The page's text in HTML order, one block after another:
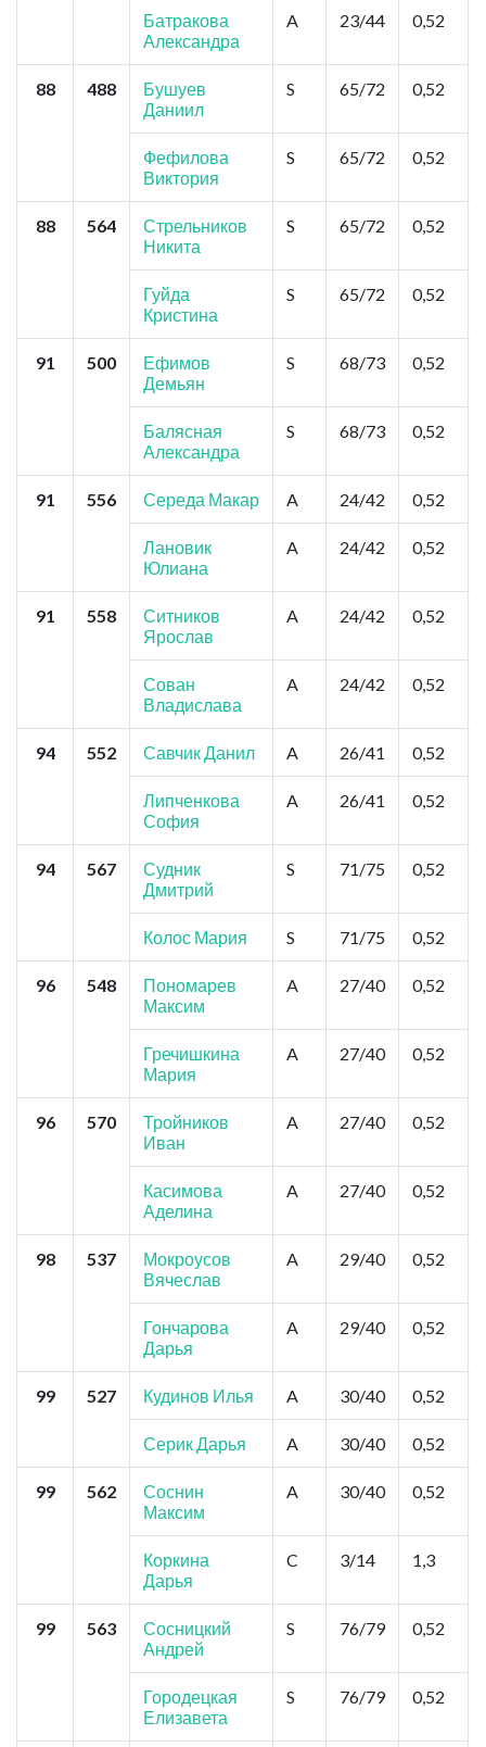
Батракова
Александра
A 23/44 0,52
88 488
Бушуев
Даниил
S 65/72 0,52
Фефилова
Виктория
S 65/72 0,52
88 564
Стрельников
Никита
S 65/72 0,52
Гуйда
Кристина
S 65/72 0,52
91 500
Ефимов
Демьян
S 68/73 0,52
Балясная
Александра
S 68/73 0,52
91 556 Середа Макар A 24/42 0,52
Лановик
Юлиана
A 24/42 0,52
91 558
Ситников
Ярослав
A 24/42 0,52
Сован
Владислава
A 24/42 0,52
94 552 Савчик Данил A 26/41 0,52
Липченкова
София
A 26/41 0,52
94 567
Судник
Дмитрий
S 71/75 0,52
Колос Мария S 71/75 0,52
96 548
Пономарев
Максим
A 27/40 0,52
Гречишкина
Мария
A 27/40 0,52
96 570
Тройников
Иван
A 27/40 0,52
Касимова
Аделина
A 27/40 0,52
98 537
Мокроусов
Вячеслав
A 29/40 0,52
Гончарова
Дарья
A 29/40 0,52
99 527 Кудинов Илья A 30/40 0,52
Серик Дарья A 30/40 0,52
99 562
Соснин
Максим
A 30/40 0,52
Коркина
Дарья
C 3/14 1,3
99 563
Сосницкий
Андрей
S 76/79 0,52
Городецкая
Елизавета
S 76/79 0,52